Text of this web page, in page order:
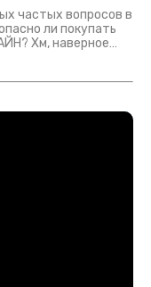
частых вопросов в
ли покупать
Случись что -